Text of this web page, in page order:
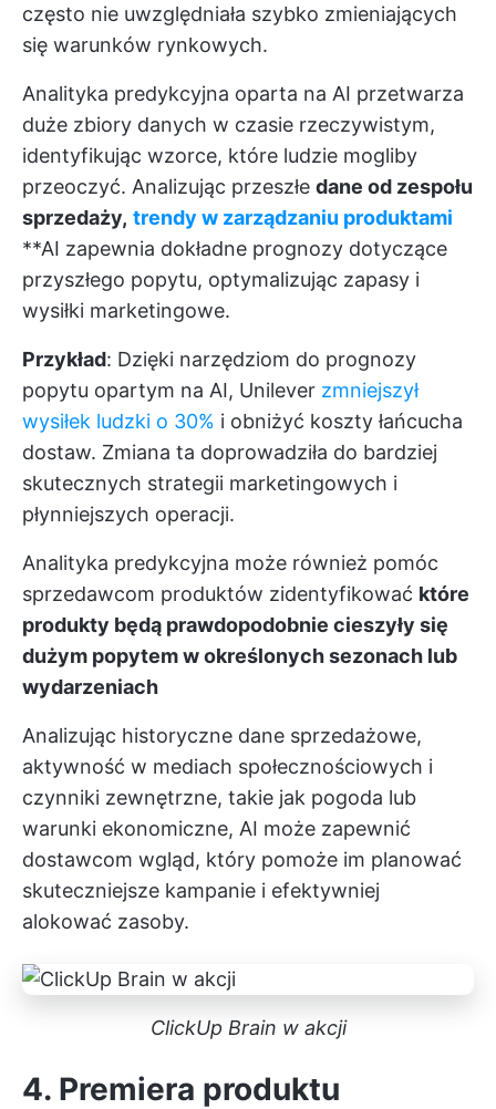
często nie uwzględniała szybko zmieniających
się warunków rynkowych.
Analityka predykcyjna oparta na AI przetwarza
duże zbiory danych w czasie rzeczywistym,
identyfikując wzorce, które ludzie mogliby
przeoczyć. Analizując przeszłe dane od zespołu
sprzedaży, trendy w zarządzaniu produktami
**AI zapewnia dokładne prognozy dotyczące
przyszłego popytu, optymalizując zapasy i
wysiłki marketingowe.
Przykład: Dzięki narzędziom do prognozy
popytu opartym na AI, Unilever zmniejszył
wysiłek ludzki o 30% i obniżyć koszty łańcucha
dostaw. Zmiana ta doprowadziła do bardziej
skutecznych strategii marketingowych i
płynniejszych operacji.
Analityka predykcyjna może również pomóc
sprzedawcom produktów zidentyfikować które
produkty będą prawdopodobnie cieszyły się
dużym popytem w określonych sezonach lub
wydarzeniach
Analizując historyczne dane sprzedażowe,
aktywność w mediach społecznościowych i
czynniki zewnętrzne, takie jak pogoda lub
warunki ekonomiczne, AI może zapewnić
dostawcom wgląd, który pomoże im planować
skuteczniejsze kampanie i efektywniej
alokować zasoby.
ClickUp Brain w akcji
4. Premiera produktu